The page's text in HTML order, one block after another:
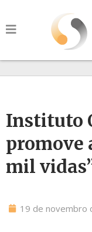
Instituto
promove
mil
19 de novembro